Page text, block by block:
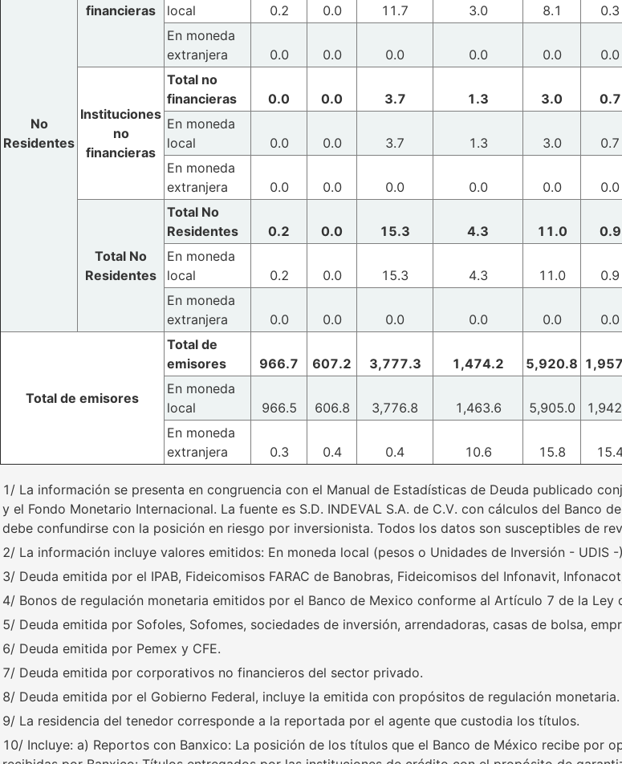
No
Residentes
financieras
local
0.2 0.0 11.7 3.0 8.1 0.3
En moneda
extranjera
0.0 0.0 0.0 0.0 0.0 0.0
Instituciones
no
financieras
Total no
financieras
0.0 0.0 3.7 1.3 3.0 0.7
En moneda
local
0.0 0.0 3.7 1.3 3.0 0.7
En moneda
extranjera
0.0 0.0 0.0 0.0 0.0 0.0
Total No
Residentes
Total No
Residentes
0.2 0.0 15.3 4.3 11.0 0.9
En moneda
local
0.2 0.0 15.3 4.3 11.0 0.9
En moneda
extranjera
0.0 0.0 0.0 0.0 0.0 0.0
Total de emisores
Total de
emisores
966.7 607.2 3,777.3 1,474.2 5,920.8
En moneda
local
966.5 606.8 3,776.8 1,463.6 5,905.0
En moneda
extranjera
0.3 0.4 0.4 10.6 15.8
1/ La información se presenta en congruencia con el Manual de Estadísticas de Deuda publicado
y el Fondo Monetario Internacional. La fuente es S.D. INDEVAL S.A. de C.V. con cálculos del
debe confundirse con la posición en riesgo por inversionista. Todos los datos son susceptibles de
2/ La información incluye valores emitidos: En moneda local (pesos o Unidades de Inversión - UDIS
3/ Deuda emitida por el IPAB, Fideicomisos FARAC de Banobras, Fideicomisos del Infonavit,
4/ Bonos de regulación monetaria emitidos por el Banco de Mexico conforme al Artículo 7 de la Ley
5/ Deuda emitida por Sofoles, Sofomes, sociedades de inversión, arrendadoras, casas de bolsa,
6/ Deuda emitida por Pemex y CFE.
7/ Deuda emitida por corporativos no financieros del sector privado.
8/ Deuda emitida por el Gobierno Federal, incluye la emitida con propósitos de regulación monetaria.
9/ La residencia del tenedor corresponde a la reportada por el agente que custodia los títulos.
10/ Incluye: a) Reportos con Banxico: La posición de los títulos que el Banco de México recibe por